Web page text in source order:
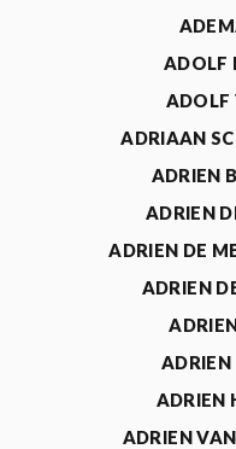
ADOLF
ADOLF
ADRIAAN
ADRIEN
ADRIEN
ADRIEN DE
ADRIEN
ADRIEN
ADRIEN
ADRIEN